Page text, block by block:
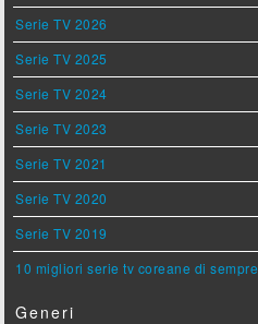
Serie TV 2026
Serie TV 2025
Serie TV 2024
Serie TV 2023
Serie TV 2021
Serie TV 2020
Serie TV 2019
10 migliori serie tv coreane di sempre
Generi